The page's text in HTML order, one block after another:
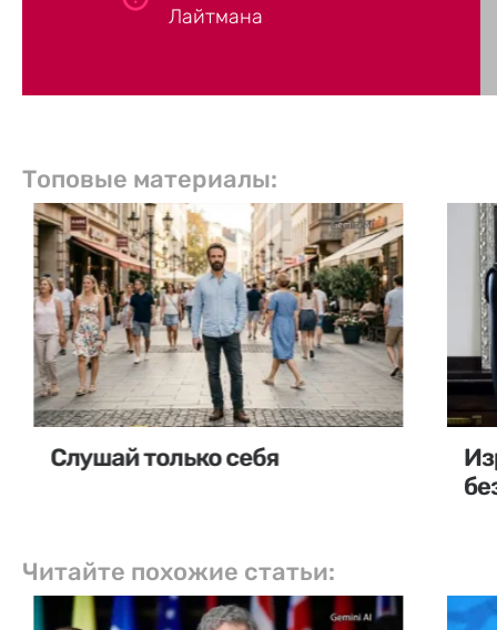
Лайтмана
Топовые материалы:
Слушай только себя
Читайте похожие статьи: